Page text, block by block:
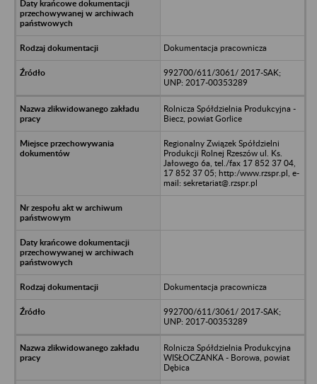
Dokumentacja pracownicza
992700/611/3061/ 2017-SAK;
UNP: 2017-00353289
Rolnicza Spółdzielnia Produkcyjna -
Biecz, powiat Gorlice
Regionalny Związek Spółdzielni
Produkcji Rolnej Rzeszów ul. Ks.
Jałowego 6a, tel./fax 17 852 37 04,
17 852 37 05; http:/www.rzspr.pl, e-
mail: sekretariat@.rzspr.pl
Dokumentacja pracownicza
992700/611/3061/ 2017-SAK;
UNP: 2017-00353289
Rolnicza Spółdzielnia Produkcyjna
WISŁOCZANKA - Borowa, powiat
Dębica